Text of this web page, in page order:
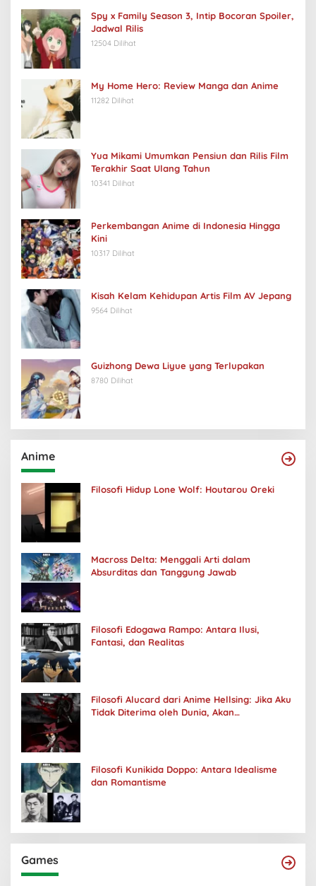
Spy x Family Season 3, Intip Bocoran Spoiler,
Jadwal Rilis
12504 Dilihat
My Home Hero: Review Manga dan Anime
11282 Dilihat
Yua Mikami Umumkan Pensiun dan Rilis Film
Terakhir Saat Ulang Tahun
10341 Dilihat
Perkembangan Anime di Indonesia Hingga
Kini
10317 Dilihat
Kisah Kelam Kehidupan Artis Film AV Jepang
9564 Dilihat
Guizhong Dewa Liyue yang Terlupakan
8780 Dilihat
Anime
Filosofi Hidup Lone Wolf: Houtarou Oreki
Macross Delta: Menggali Arti dalam
Absurditas dan Tanggung Jawab
Filosofi Edogawa Rampo: Antara Ilusi,
Fantasi, dan Realitas
Filosofi Alucard dari Anime Hellsing: Jika Aku
Tidak Diterima oleh Dunia, Akan
Filosofi Kunikida Doppo: Antara Idealisme
dan Romantisme
Games